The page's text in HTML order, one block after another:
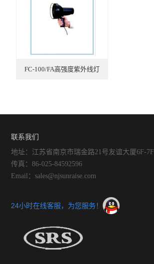
FC-100/FA高强度紫外线灯
联系我们
地址：江苏省南京市瑞金路21号友谊大厦6F-7F
传真：86-025-84592596
Email：sales@njsunraise.com
24小时在线客服，为您服务！